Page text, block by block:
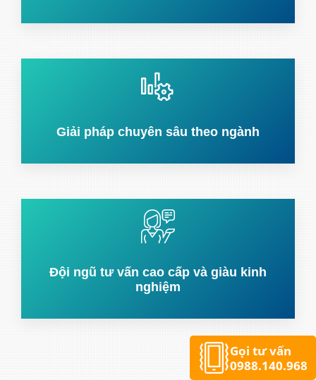
Giải pháp chuyên sâu theo ngành
Đội ngũ tư vấn cao cấp và giàu kinh
nghiệm
Gọi tư vấn
0988.140.968